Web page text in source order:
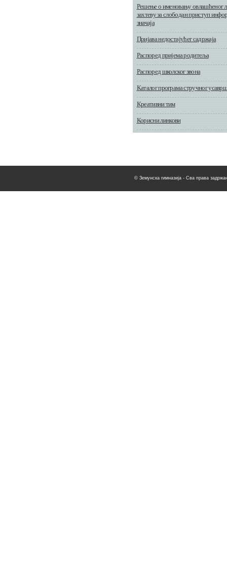
Решење о именовању овлашћеног
захтеву за слободан приступ
значаја
Пријава недостајућег садржаја
Распоред пријема родитеља
Распоред школског звона
Каталог програма стручног
Креативни тим
Корисни линкови
© Земунска гимназија - Сва права